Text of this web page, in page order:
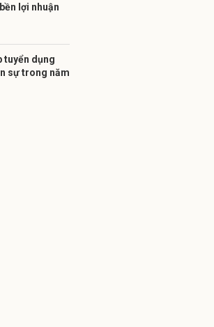
lợi nhuận
tuyển dụng
sự trong năm